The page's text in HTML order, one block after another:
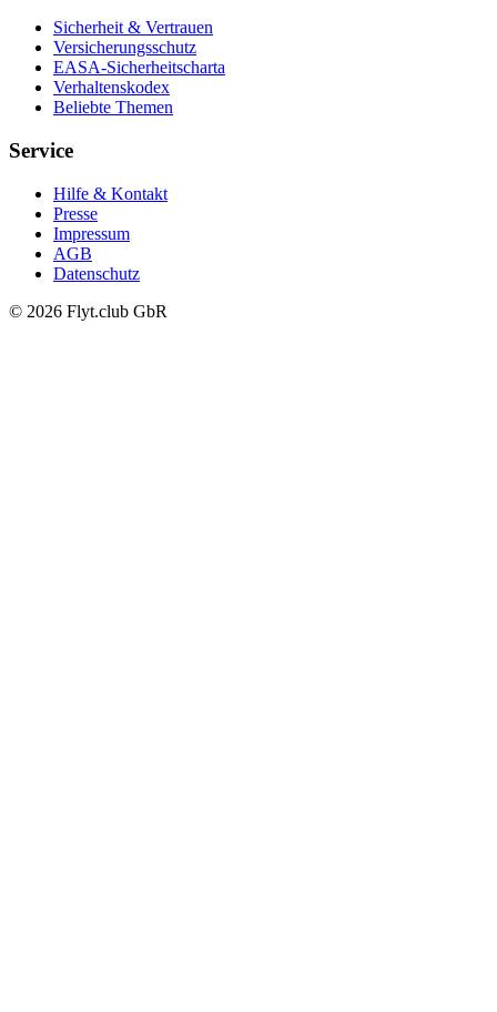
Sicherheit & Vertrauen
Versicherungsschutz
EASA-Sicherheitscharta
Verhaltenskodex
Beliebte Themen
Service
Hilfe & Kontakt
Presse
Impressum
AGB
Datenschutz
© 2026 Flyt.club GbR